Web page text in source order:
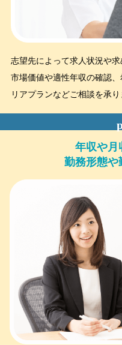
志望先によって求人状況や
市場価値や適性年収の確認
リアプランなどご相談を承り
年収や月
勤務形態や